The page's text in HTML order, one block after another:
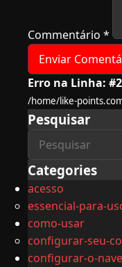
Commentário *
Erro na Linha:
/home/like-
Pesquisar
Categories
acesso
essencial-para-
como-usar
configurar-seu-
configurar-o-